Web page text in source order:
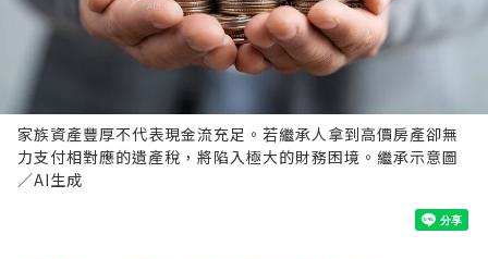
家族資產豐厚不代表現金流充足。若繼承人拿到高價房產卻無
力支付相對應的遺產稅，將陷入極大的財務困境。繼承示意圖
／AI生成